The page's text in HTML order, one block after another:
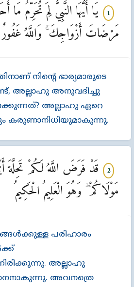
നിന്‍റെ ഭാര്യമാരുടെ
അല്ലാഹു അനുവദിച്ചു
അല്ലാഹു ഏറെ
കരുണാനിധിയുമാകുന്നു.
1
يَا أَيُّهَا النَّبِيُّ لِمَ تُحَرِّمُ
مَرْضَاتَ أَزْوَاجِكَ ۚ وَاللَّهُ
പരിഹാരം
അല്ലാഹു
അവനത്രെ
2
قَدْ فَرَضَ اللَّهُ لَكُمْ تَحِلَّةَ
مَوْلَاكُمْ ۖ وَهُوَ الْعَلِيمُ الْحَكِيمُ